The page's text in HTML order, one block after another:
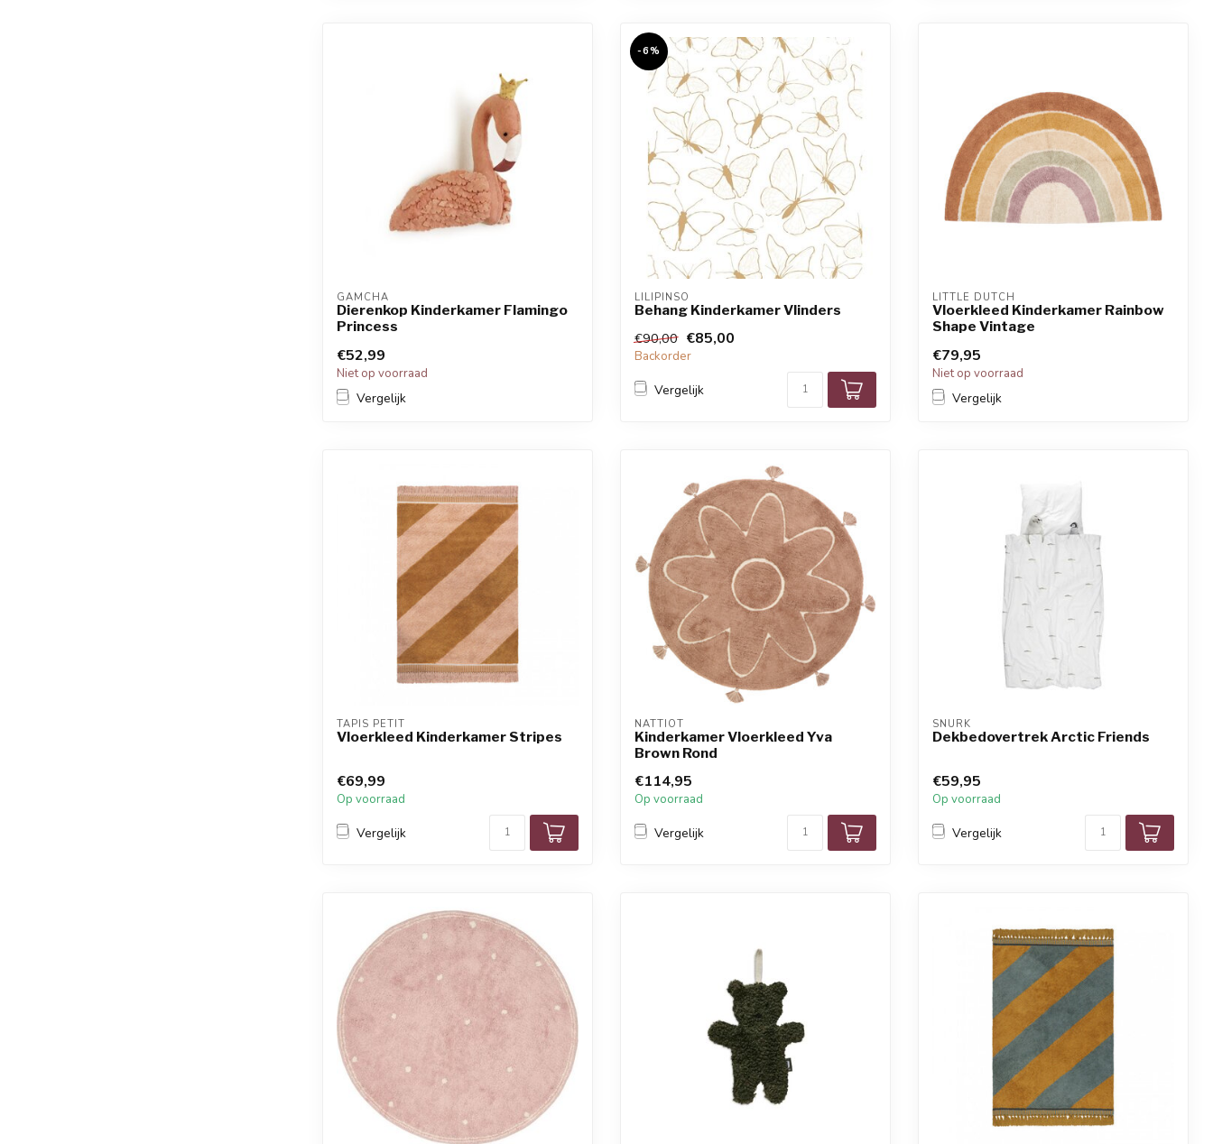
GAMCHA
Dierenkop Kinderkamer Flamingo
Princess
€52,99
Niet op voorraad
Vergelijk
-6%
LILIPINSO
Behang Kinderkamer Vlinders
€90,00 €85,00
Backorder
Vergelijk
LITTLE DUTCH
Vloerkleed Kinderkamer Rainbow
Shape Vintage
€79,95
Niet op voorraad
Vergelijk
TAPIS PETIT
Vloerkleed Kinderkamer Stripes
€69,99
Op voorraad
Vergelijk
NATTIOT
Kinderkamer Vloerkleed Yva
Brown Rond
€114,95
Op voorraad
Vergelijk
SNURK
Dekbedovertrek Arctic Friends
€59,95
Op voorraad
Vergelijk